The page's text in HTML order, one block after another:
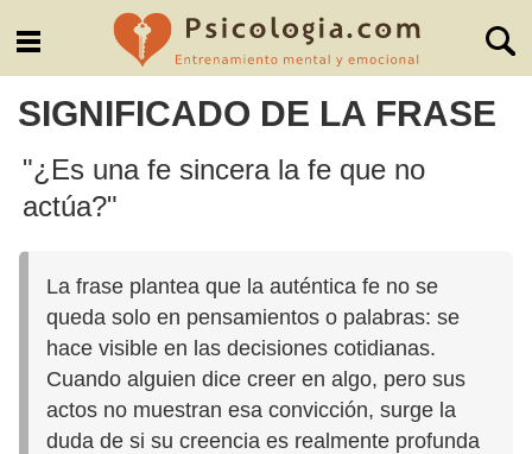
SIGNIFICADO DE LA FRASE
"¿Es una fe sincera la fe que no
actúa?"
La frase plantea que la auténtica fe no se
queda solo en pensamientos o palabras: se
hace visible en las decisiones cotidianas.
Cuando alguien dice creer en algo, pero sus
actos no muestran esa convicción, surge la
duda de si su creencia es realmente profunda